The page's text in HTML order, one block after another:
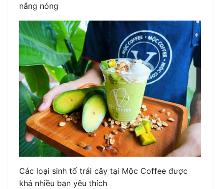
nắng nóng
Các loại sinh tố trái cây tại Mộc Coffee được
khá nhiều bạn yêu thích